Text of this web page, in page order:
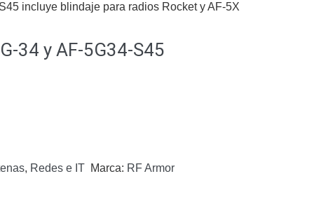
incluye blindaje para radios Rocket y AF-5X
34 y AF-5G34-S45
, Redes e IT Marca: RF Armor